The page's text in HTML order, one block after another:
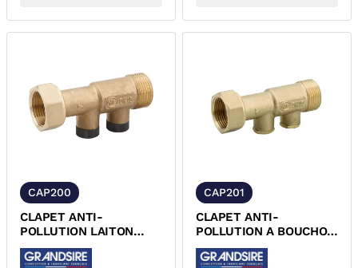
CAP200
CLAPET ANTI-
POLLUTION LAITON
ECROU TOURNANT NF
ACS
CAP201
CLAPET ANTI-
POLLUTION A BOUCHON
LAITON ECROU
TOURNANT NF ACS